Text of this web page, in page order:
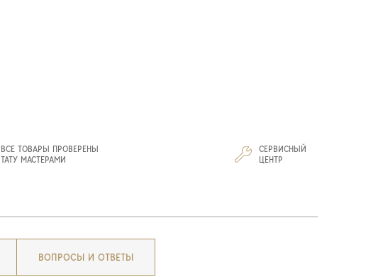
ВСЕ ТОВАРЫ ПРОВЕРЕНЫ
ТАТУ МАСТЕРАМИ
СЕРВИСНЫЙ
ЦЕНТР
ВОПРОСЫ И ОТВЕТЫ